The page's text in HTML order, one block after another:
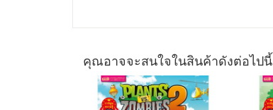
คุณอาจจะสนใจในสินค้าดังต่อไปนี้